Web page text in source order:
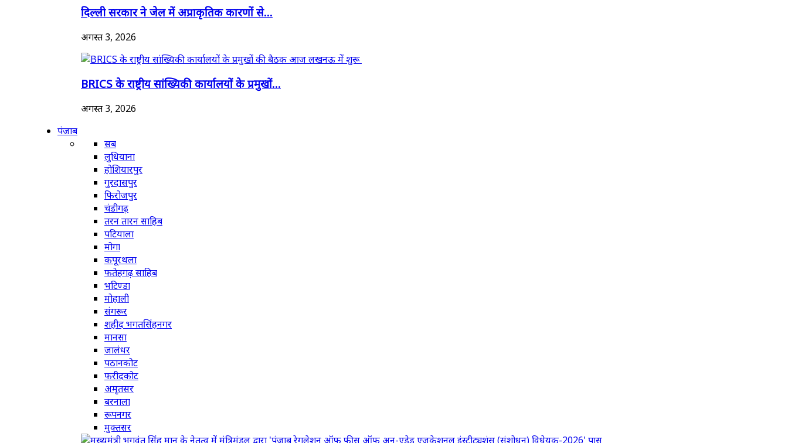
दिल्ली सरकार ने जेल में अप्राकृतिक कारणों से...
अगस्त 3, 2026
BRICS के राष्ट्रीय सांख्यिकी कार्यालयों के प्रमुखों...
अगस्त 3, 2026
पंजाब
सब
लुधियाना
होशियारपुर
गुरदासपुर
फिरोजपुर
चंडीगढ़
तरन तारन साहिब
पटियाला
मोगा
कपूरथला
फतेहगढ़ साहिब
भटिण्डा
मोहाली
संगरूर
शहीद भगतसिंहनगर
मानसा
जालंधर
पठानकोट
फरीदकोट
अमृतसर
बरनाला
रूपनगर
मुक्तसर